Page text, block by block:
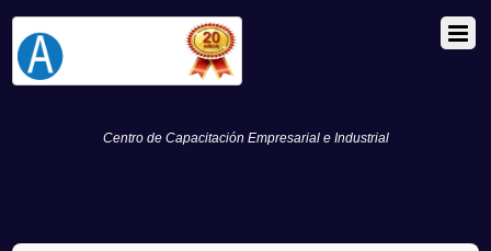
Centro de Capacitación Empresarial e Industrial